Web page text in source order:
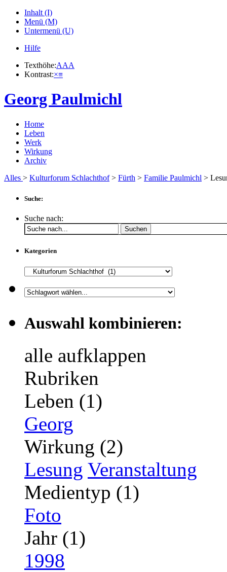
Inhalt (I)
Menü (M)
Untermenü (U)
Hilfe
Texthöhe:AAA
Kontrast:×≡
Georg Paulmichl
Home
Leben
Werk
Wirkung
Archiv
Alles > Kulturforum Schlachthof> Fürth > Familie Paulmichl >
Suche:
Suche nach:
Suchen
Kategorien
Auswahl kombinieren:
alle aufklappen
Rubriken
Leben (1)
Georg
Wirkung (2)
Lesung Veranstaltung
Medientyp (1)
Foto
Jahr (1)
1998